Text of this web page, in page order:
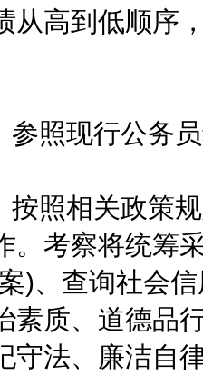
从高到低顺序
现行公务员
相关政策规
。考察将统筹
)、查询社会
素质、道德品
守法、廉洁自